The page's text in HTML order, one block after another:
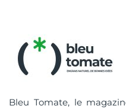
Bleu Tomate, le